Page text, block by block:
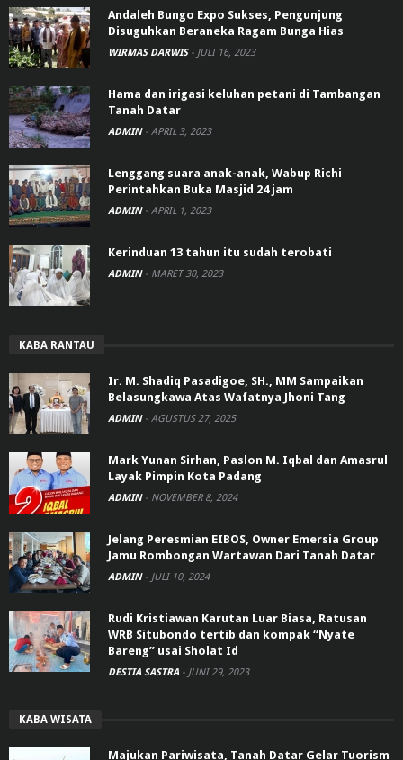
Andaleh Bungo Expo Sukses, Pengunjung
Disuguhkan Beraneka Ragam Bunga Hias
WIRMAS DARWIS - JULI 16, 2023
Hama dan irigasi keluhan petani di Tambangan
Tanah Datar
ADMIN - APRIL 3, 2023
Lenggang suara anak-anak, Wabup Richi
Perintahkan Buka Masjid 24 jam
ADMIN - APRIL 1, 2023
Kerinduan 13 tahun itu sudah terobati
ADMIN - MARET 30, 2023
KABA RANTAU
Ir. M. Shadiq Pasadigoe, SH., MM Sampaikan
Belasungkawa Atas Wafatnya Jhoni Tang
ADMIN - AGUSTUS 27, 2025
Mark Yunan Sirhan, Paslon M. Iqbal dan Amasrul
Layak Pimpin Kota Padang
ADMIN - NOVEMBER 8, 2024
Jelang Peresmian EIBOS, Owner Emersia Group
Jamu Rombongan Wartawan Dari Tanah Datar
ADMIN - JULI 10, 2024
Rudi Kristiawan Karutan Luar Biasa, Ratusan
WRB Situbondo tertib dan kompak “Nyate
Bareng” usai Sholat Id
DESTIA SASTRA - JUNI 29, 2023
KABA WISATA
Majukan Pariwisata, Tanah Datar Gelar Tuorism